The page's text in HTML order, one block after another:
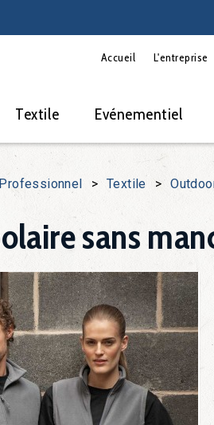
Accueil L'entreprise
Textile Evénementiel
Professionnel > Textile >
sans